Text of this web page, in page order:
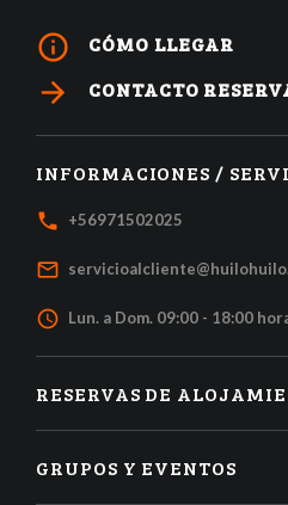
info_outline CÓMO LLEGAR
arrow_forward CONTACTO
INFORMACIONES /
local_phone +56971502025
mail_outline
access_time Lun. a Dom. 09:00 - 18:00
RESERVAS DE
GRUPOS Y EVENTOS